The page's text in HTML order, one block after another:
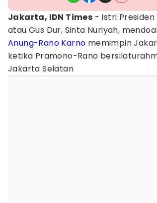
Jakarta, IDN Times - Istri
atau Gus Dur, Sinta Nuriyah,
Anung-Rano Karno memimpin
ketika Pramono-Rano
Jakarta Selatan